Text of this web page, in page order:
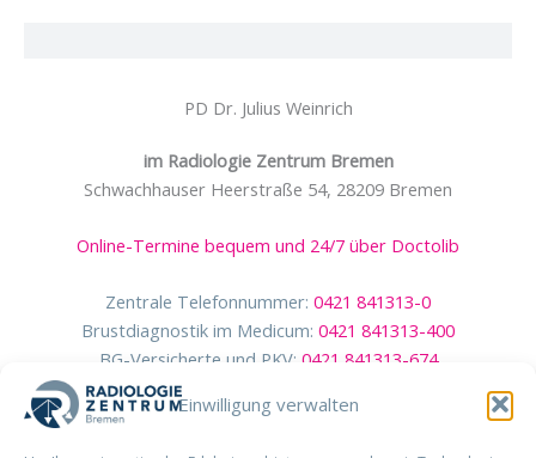
Einwilligung verwalten
PD Dr. Julius Weinrich
im Radiologie Zentrum Bremen
Schwachhauser Heerstraße 54, 28209 Bremen
Online-Termine bequem und 24/7 über Doctolib
Zentrale Telefonnummer: 0421 841313-0
Brustdiagnostik im Medicum: 0421 841313-400
BG-Versicherte und PKV: 0421 841313-674